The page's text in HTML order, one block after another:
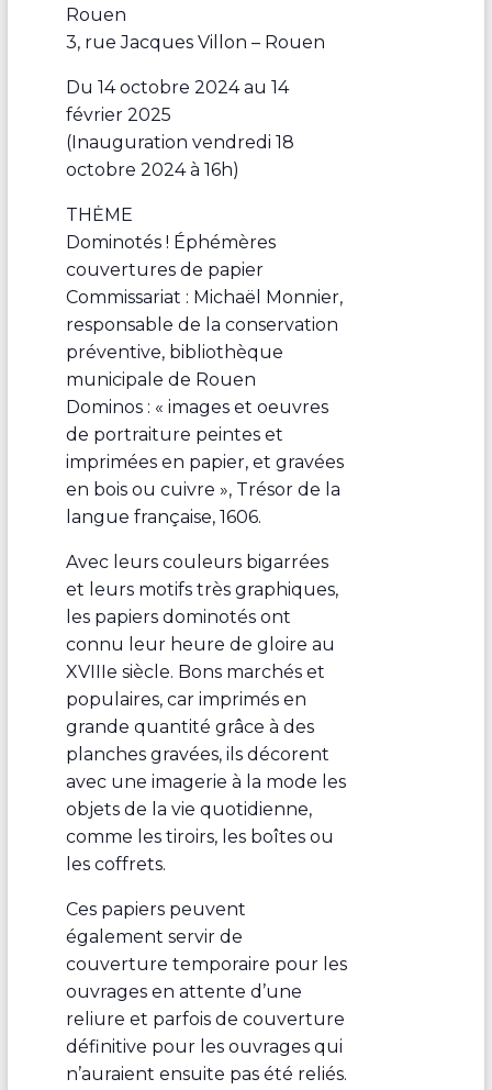
Rouen
3, rue Jacques Villon – Rouen
Du 14 octobre 2024 au 14
février 2025
(Inauguration vendredi 18
octobre 2024 à 16h)
THĖME
Dominotés ! Éphémères
couvertures de papier
Commissariat : Michaël Monnier,
responsable de la conservation
préventive, bibliothèque
municipale de Rouen
Dominos : « images et oeuvres
de portraiture peintes et
imprimées en papier, et gravées
en bois ou cuivre », Trésor de la
langue française, 1606.
Avec leurs couleurs bigarrées
et leurs motifs très graphiques,
les papiers dominotés ont
connu leur heure de gloire au
XVIIIe siècle. Bons marchés et
populaires, car imprimés en
grande quantité grâce à des
planches gravées, ils décorent
avec une imagerie à la mode les
objets de la vie quotidienne,
comme les tiroirs, les boîtes ou
les coffrets.
Ces papiers peuvent
également servir de
couverture temporaire pour les
ouvrages en attente d’une
reliure et parfois de couverture
définitive pour les ouvrages qui
n’auraient ensuite pas été reliés.